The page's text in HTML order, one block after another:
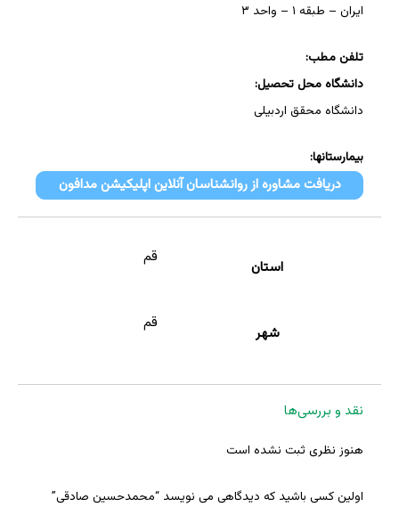
ایران – طبقه ۱ – واحد ۳
تلفن مطب:
دانشگاه محل تحصیل:
دانشگاه محقق اردبیلی
بیمارستانها:
دریافت مشاوره از روانشناسان آنلاین اپلیکیشن مدافون
استان
قم
شهر
قم
نقد و بررسی‌ها
هنوز نظری ثبت نشده است
اولین کسی باشید که دیدگاهی می نویسد “محمدحسین صادقی”